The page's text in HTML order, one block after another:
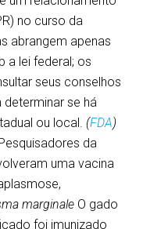
no curso da
abrangem apenas
a lei federal; os
seus conselhos
se há
ou local. (FDA)
da
uma vacina
marginale O gado
foi imunizado